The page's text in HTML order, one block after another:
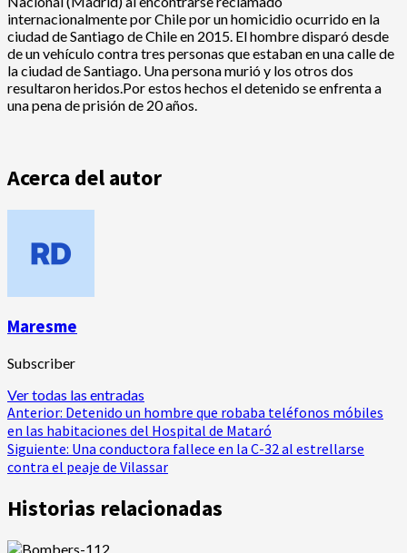
internacionalmente por Chile por un homicidio ocurrido en la
ciudad de Santiago de Chile en 2015. El hombre disparó desde
de un vehículo contra tres personas que estaban en una calle de
la ciudad de Santiago. Una persona murió y los otros dos
resultaron heridos.Por estos hechos el detenido se enfrenta a
una pena de prisión de 20 años.
Acerca del autor
Maresme
Subscriber
Ver todas las entradas
Navegación
de
entradas
Anterior: Detenido un hombre que robaba teléfonos móbiles
en las habitaciones del Hospital de Mataró
Siguiente: Una conductora fallece en la C-32 al estrellarse
contra el peaje de Vilassar
Historias relacionadas